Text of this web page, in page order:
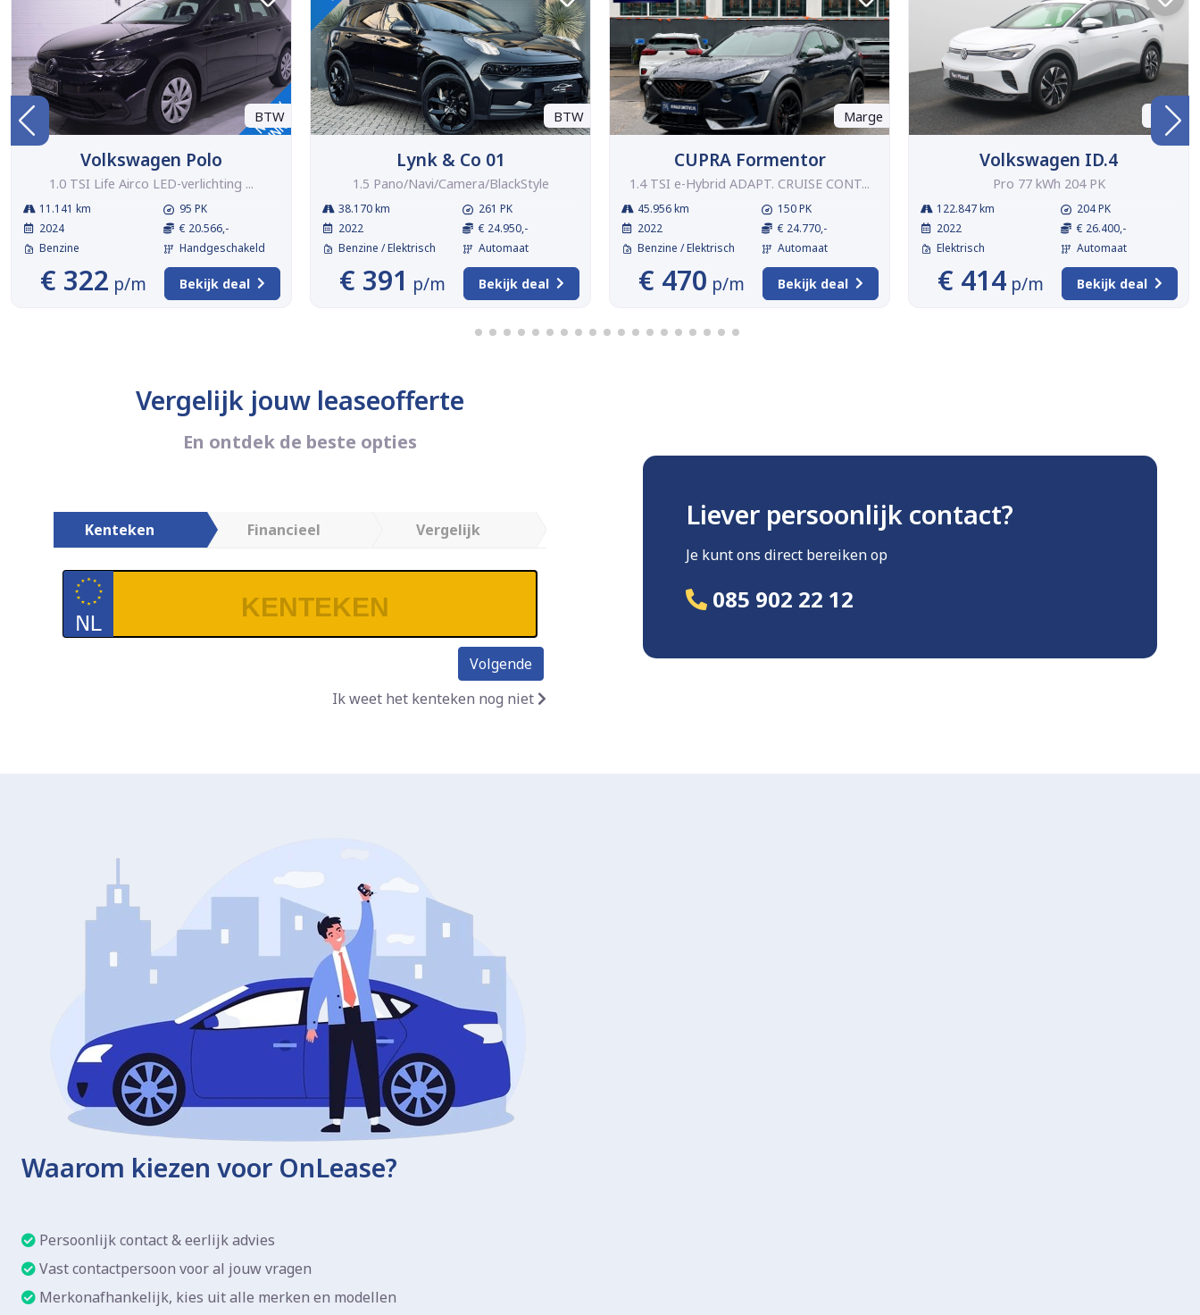
BTW
Volkswagen Polo
1.0 TSI Life Airco LED-verlichting ...
11.141 km
2024
Benzine
95 PK
€ 20.566,-
Handgeschakeld
€ 322 p/m Bekijk deal
BTW
Lynk & Co 01
1.5 Pano/Navi/Camera/BlackStyle
38.170 km
2022
Benzine / Elektrisch
261 PK
€ 24.950,-
Automaat
€ 391 p/m Bekijk deal
Marge
CUPRA Formentor
1.4 TSI e-Hybrid ADAPT. CRUISE CONT...
45.956 km
2022
Benzine / Elektrisch
150 PK
€ 24.770,-
Automaat
€ 470 p/m Bekijk deal
BTW
Volkswagen ID.4
Pro 77 kWh 204 PK
122.847 km
2022
Elektrisch
204 PK
€ 26.400,-
Automaat
€ 414 p/m Bekijk deal
Vergelijk jouw leaseofferte
En ontdek de beste opties
Kenteken Financieel Vergelijk
Volgende
Ik weet het kenteken nog niet
Liever persoonlijk contact?
Je kunt ons direct bereiken op
085 902 22 12
Waarom kiezen voor OnLease?
Persoonlijk contact & eerlijk advies
Vast contactpersoon voor al jouw vragen
Merkonafhankelijk, kies uit alle merken en modellen